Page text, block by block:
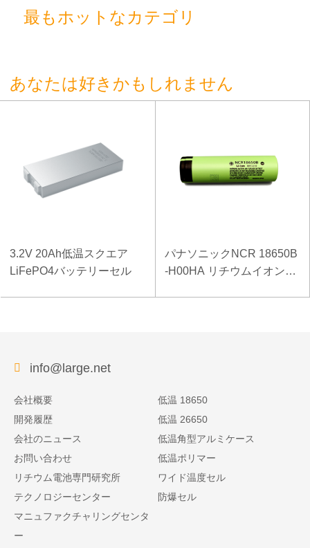
最もホットなカテゴリ
あなたは好きかもしれません
3.2V 20Ah低温スクエア
LiFePO4バッテリーセル
パナソニックNCR 18650B
-H00HA リチウムイオン電
info@large.net
会社概要
開発履歴
会社のニュース
お問い合わせ
リチウム電池専門研究所
テクノロジーセンター
マニュファクチャリングセンタ
ー
低温 18650
低温 26650
低温角型アルミケース
低温ポリマー
ワイド温度セル
防爆セル